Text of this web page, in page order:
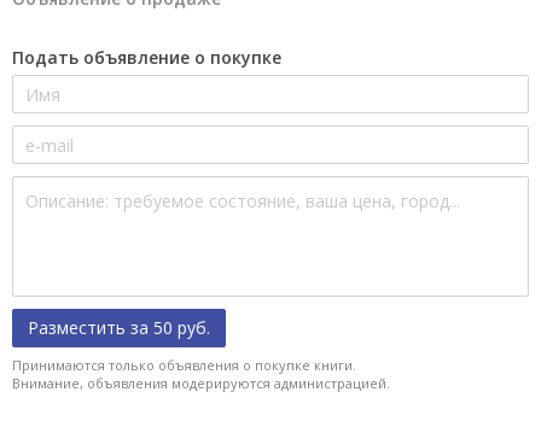
Подать объявление о покупке
Разместить за 50 руб.
Принимаются только объявления о покупке книги.
Внимание, объявления модерируются администрацией.